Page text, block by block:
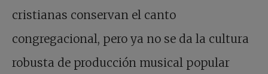
cristianas conservan el canto
congregacional, pero ya no se da la cultura
robusta de producción musical popular